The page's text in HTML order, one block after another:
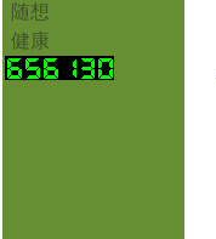
随想
健康